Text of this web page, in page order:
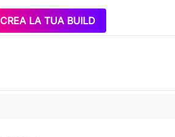
CREA LA TUA BUILD